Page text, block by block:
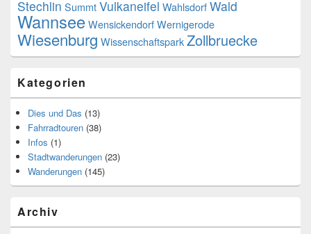
Stechlin SummtVulkaneifel WahlsdorfWald
WannseeWensickendorfWernigerode
Wiesenburg WissenschaftsparkZollbruecke
Kategorien
Dies und Das (13)
Fahrradtouren (38)
Infos (1)
Stadtwanderungen (23)
Wanderungen (145)
Archiv